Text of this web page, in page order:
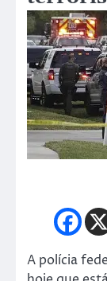
A polícia